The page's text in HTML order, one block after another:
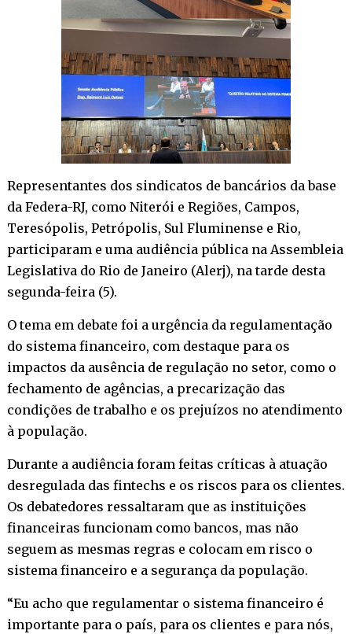
Representantes dos sindicatos de bancários da base
da Federa-RJ, como Niterói e Regiões, Campos,
Teresópolis, Petrópolis, Sul Fluminense e Rio,
participaram e uma audiência pública na Assembleia
Legislativa do Rio de Janeiro (Alerj), na tarde desta
segunda-feira (5).
O tema em debate foi a urgência da regulamentação
do sistema financeiro, com destaque para os
impactos da ausência de regulação no setor, como o
fechamento de agências, a precarização das
condições de trabalho e os prejuízos no atendimento
à população.
Durante a audiência foram feitas críticas à atuação
desregulada das fintechs e os riscos para os clientes.
Os debatedores ressaltaram que as instituições
financeiras funcionam como bancos, mas não
seguem as mesmas regras e colocam em risco o
sistema financeiro e a segurança da população.
“Eu acho que regulamentar o sistema financeiro é
importante para o país, para os clientes e para nós,